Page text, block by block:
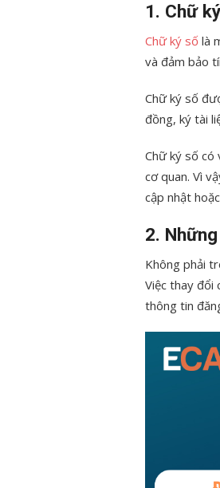
1. Chữ
Chữ ký số là
và đảm bảo
Chữ ký số
đồng, ký tài
Chữ ký số có
cơ quan. Vì
cập nhật
2.
Không phải
Việc thay đổi
thông tin